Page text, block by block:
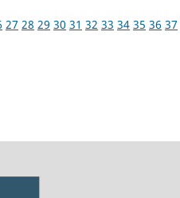
27 28 29 30 31 32 33 34 35 36 37